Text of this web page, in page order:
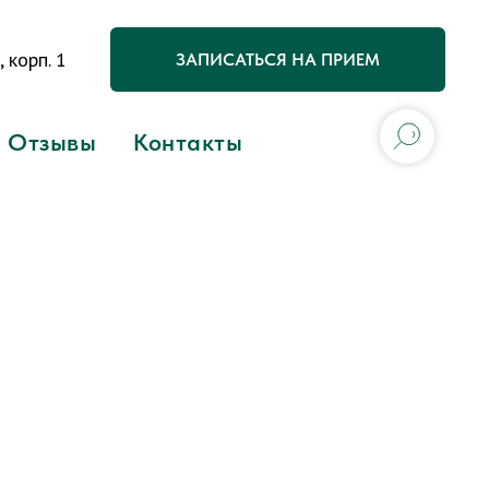
Отзывы Контакты
1 ЗАПИСАТЬСЯ НА ПРИЕМ